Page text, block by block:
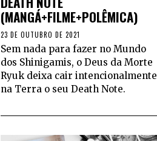
(MANGÁ+FILME+POLÊMICA)
23 DE OUTUBRO DE 2021
Sem nada para fazer no Mundo
dos Shinigamis, o Deus da Morte
Ryuk deixa cair intencionalmente
na Terra o seu Death Note.